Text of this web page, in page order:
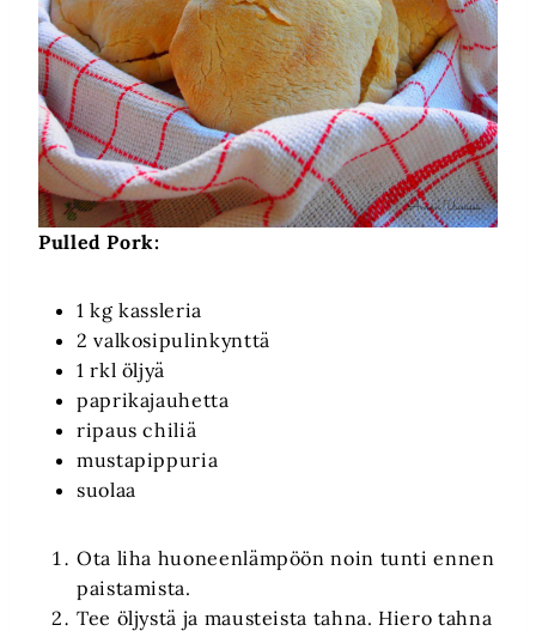
Pulled Pork:
1 kg kassleria
2 valkosipulinkynttä
1 rkl öljyä
paprikajauhetta
ripaus chiliä
mustapippuria
suolaa
Ota liha huoneenlämpöön noin tunti ennen
paistamista.
Tee öljystä ja mausteista tahna. Hiero tahna